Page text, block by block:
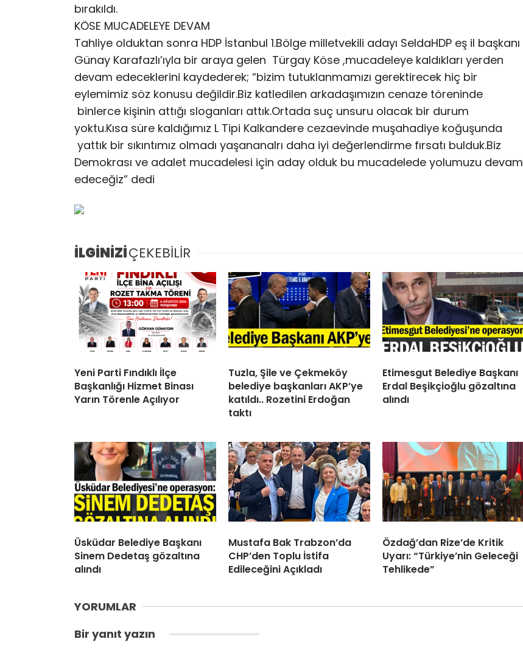
bırakıldı.
KÖSE MUCADELEYE DEVAM
Tahliye olduktan sonra HDP İstanbul 1.Bölge milletvekili adayı SeldaHDP eş il başkanı
Günay Karafazlı’ıyla bir araya gelen Türgay Köse ,mucadeleye kaldıkları yerden
devam edeceklerini kaydederek; “bizim tutuklanmamızı gerektirecek hiç bir
eylemimiz söz konusu değildir.Biz katledilen arkadaşımızın cenaze töreninde
binlerce kişinin attığı sloganları attık.Ortada suç unsuru olacak bir durum
yoktu.Kısa süre kaldığımız L Tipi Kalkandere cezaevinde muşahadiye koğuşunda
yattık bir sıkıntımız olmadı yaşananalrı daha iyi değerlendirme fırsatı bulduk.Biz
Demokrası ve adalet mucadelesi için aday olduk bu mucadelede yolumuzu devam
edeceğiz” dedi
İLGİNİZİÇEKEBİLİR
Yeni Parti Fındıklı İlçe
Başkanlığı Hizmet Binası
Yarın Törenle Açılıyor
Tuzla, Şile ve Çekmeköy
belediye başkanları AKP’ye
katıldı.. Rozetini Erdoğan
taktı
Etimesgut Belediye Başkanı
Erdal Beşikçioğlu gözaltına
alındı
Üsküdar Belediye Başkanı
Sinem Dedetaş gözaltına
alındı
Mustafa Bak Trabzon’da
CHP’den Toplu İstifa
Edileceğini Açıkladı
Özdağ’dan Rize’de Kritik
Uyarı: “Türkiye’nin Geleceği
Tehlikede”
YORUMLAR
Bir yanıt yazın